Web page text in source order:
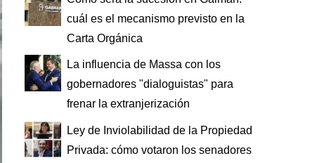
cuál es el mecanismo previsto en la
Carta Orgánica
La influencia de Massa con los
gobernadores "dialoguistas" para
frenar la extranjerización
Ley de Inviolabilidad de la Propiedad
Privada: cómo votaron los senadores